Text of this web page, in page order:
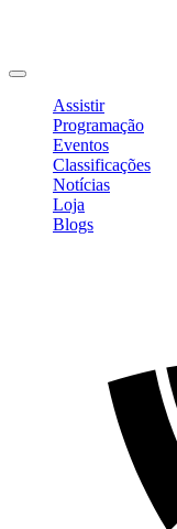
Assistir
Programação
Eventos
Classificações
Notícias
Loja
Blogs